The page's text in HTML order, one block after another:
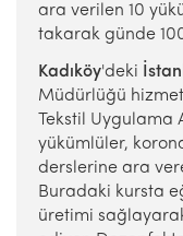
ara verilen 10
takarak günde
Kadıköy'deki
Müdürlüğü
Tekstil
yükümlüler,
derslerine ara
Buradaki kursta
üretimi